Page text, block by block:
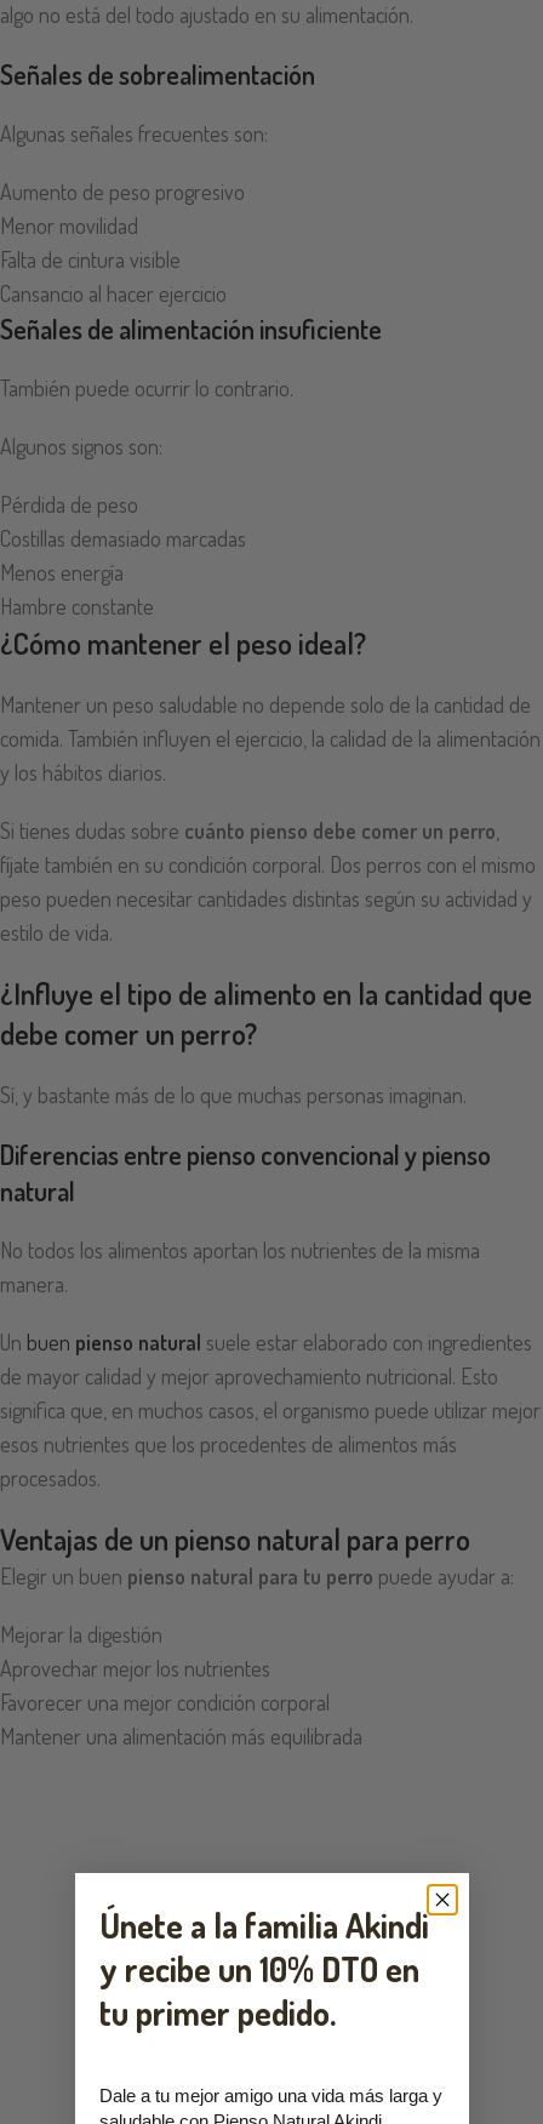
algo no está del todo ajustado en su alimentación.
Señales de sobrealimentación
Algunas señales frecuentes son:
Aumento de peso progresivo
Menor movilidad
Falta de cintura visible
Cansancio al hacer ejercicio
Señales de alimentación insuficiente
También puede ocurrir lo contrario.
Algunos signos son:
Pérdida de peso
Costillas demasiado marcadas
Menos energía
Hambre constante
¿Cómo mantener el peso ideal?
Mantener un peso saludable no depende solo de la cantidad de
comida. También influyen el ejercicio, la calidad de la alimentación
y los hábitos diarios.
Si tienes dudas sobre cuánto pienso debe comer un perro
fíjate también en su condición corporal. Dos perros con el mismo
peso pueden necesitar cantidades distintas según su actividad y
estilo de vida.
¿Influye el tipo de alimento en la cantidad que
debe comer un perro?
Sí, y bastante más de lo que muchas personas imaginan.
Diferencias entre pienso convencional y pienso
natural
No todos los alimentos aportan los nutrientes de la misma
manera.
Un buen pienso natural suele estar elaborado con ingredientes
de mayor calidad y mejor aprovechamiento nutricional. Esto
significa que, en muchos casos, el organismo puede utilizar mejor
esos nutrientes que los procedentes de alimentos más
procesados.
Ventajas de un pienso natural para perro
Elegir un buen pienso natural para tu perro puede ayudar a:
Mejorar la digestión
Aprovechar mejor los nutrientes
Favorecer una mejor condición corporal
Mantener una alimentación más equilibrada
Únete a la familia Akindi
y recibe un10% DTO en
tu primer pedido.
Dale a tu mejor amigo una vida más larga y